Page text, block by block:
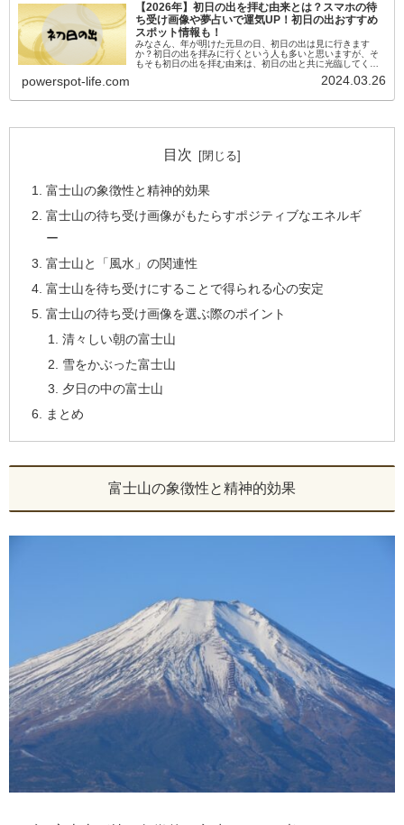
【2026年】初日の出を拝む由来とは？スマホの待
ち受け画像や夢占いで運気UP！初日の出おすすめ
スポット情報も！
みなさん、年が明けた元旦の日、初日の出は見に行きます
か？初日の出を拝みに行くという人も多いと思いますが、そ
もそも初日の出を拝む由来は、初日の出と共に光臨してくる
powerspot-life.com 2024.03.26
目次
富士山の象徴性と精神的効果
富士山の待ち受け画像がもたらすポジティブなエネルギ
ー
富士山と「風水」の関連性
富士山を待ち受けにすることで得られる心の安定
富士山の待ち受け画像を選ぶ際のポイント
清々しい朝の富士山
雪をかぶった富士山
夕日の中の富士山
まとめ
富士山の象徴性と精神的効果